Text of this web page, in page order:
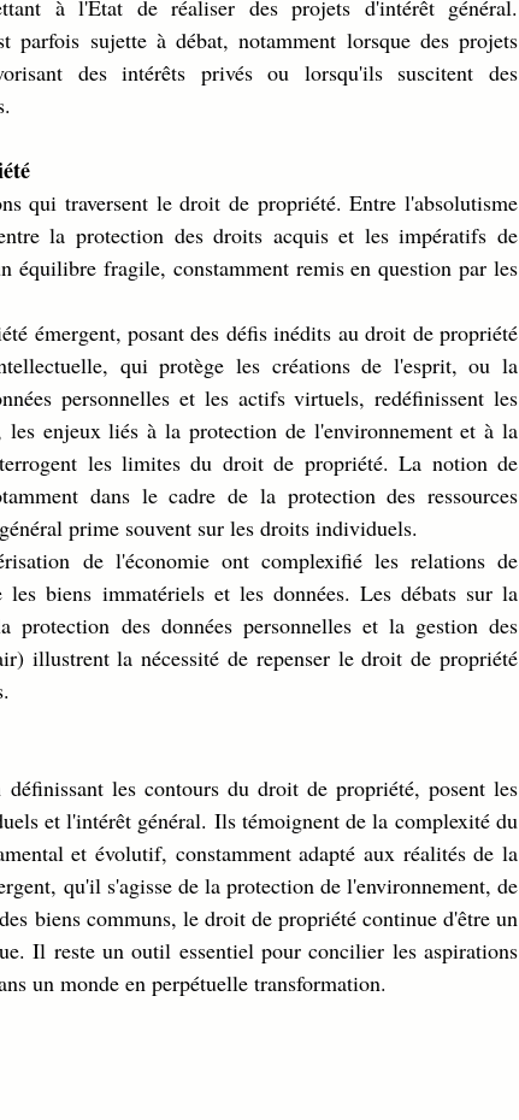
à l'État de réaliser des projets d'intérêt général.
sujette à débat, notamment lorsque des projets
des intérêts privés ou lorsqu'ils suscitent des
qui traversent le droit de propriété. Entre l'absolutisme
la protection des droits acquis et les impératifs de
équilibre fragile, constamment remis en question par les
émergent, posant des défis inédits au droit de propriété
qui protège les créations de l'esprit, ou la
personnelles et les actifs virtuels, redéfinissent les
enjeux liés à la protection de l'environnement et à la
les limites du droit de propriété. La notion de
dans le cadre de la protection des ressources
prime souvent sur les droits individuels.
de l'économie ont complexifié les relations de
biens immatériels et les données. Les débats sur la
protection des données personnelles et la gestion des
illustrent la nécessité de repenser le droit de propriété
les contours du droit de propriété, posent les
et l'intérêt général. Ils témoignent de la complexité du
et évolutif, constamment adapté aux réalités de la
qu'il s'agisse de la protection de l'environnement, de
biens communs, le droit de propriété continue d'être un
Il reste un outil essentiel pour concilier les aspirations
un monde en perpétuelle transformation.